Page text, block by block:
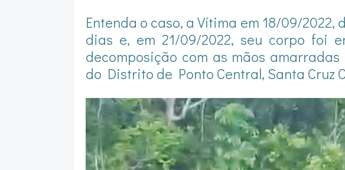
Entenda o caso, a Vítima em 18/09/2022,
dias e, em 21/09/2022, seu corpo foi
decomposição com as mãos
do Distrito de Ponto Central, Santa Cruz